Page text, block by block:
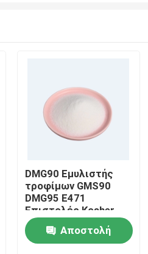
DMG90 Εμυλιστής
τροφίμων GMS90
DMG95 E471
Επιστολές Kosher
Halal
Αποστολή